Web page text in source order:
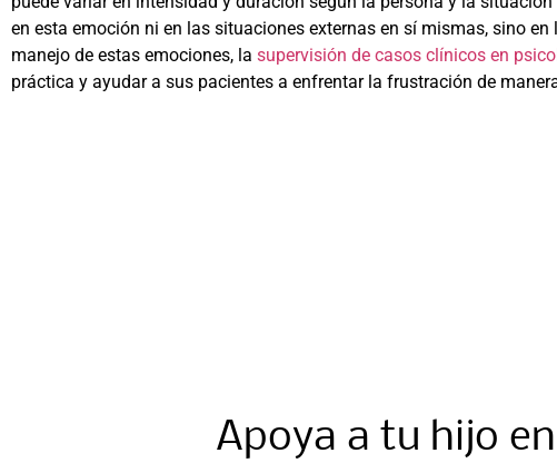
en esta emoción ni en las situaciones externas en sí mismas, sino
manejo de estas emociones, la supervisión de casos clínicos en
práctica y ayudar a sus pacientes a enfrentar la frustración de
Apoya a tu hijo